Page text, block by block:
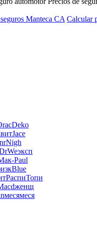
Manteca CA Calcular
Deko
Jace
Nigh
эксп
Paul
Blue
аспиТопи
женщ
месямеся